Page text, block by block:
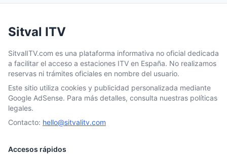
Sitval ITV
SitvalITV.com es una plataforma informativa no oficial dedicada
a facilitar el acceso a estaciones ITV en España. No realizamos
reservas ni trámites oficiales en nombre del usuario.
Este sitio utiliza cookies y publicidad personalizada mediante
Google AdSense. Para más detalles, consulta nuestras políticas
legales.
Contacto: hello@sitvalitv.com
Accesos rápidos